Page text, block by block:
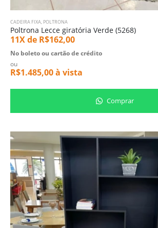
CADEIRA FIXA, POLTRONA
Poltrona Lecce giratória Verde (5268)
11X de R$162,00
No boleto ou cartão de crédito
ou
R$1.485,00à vista
Comprar